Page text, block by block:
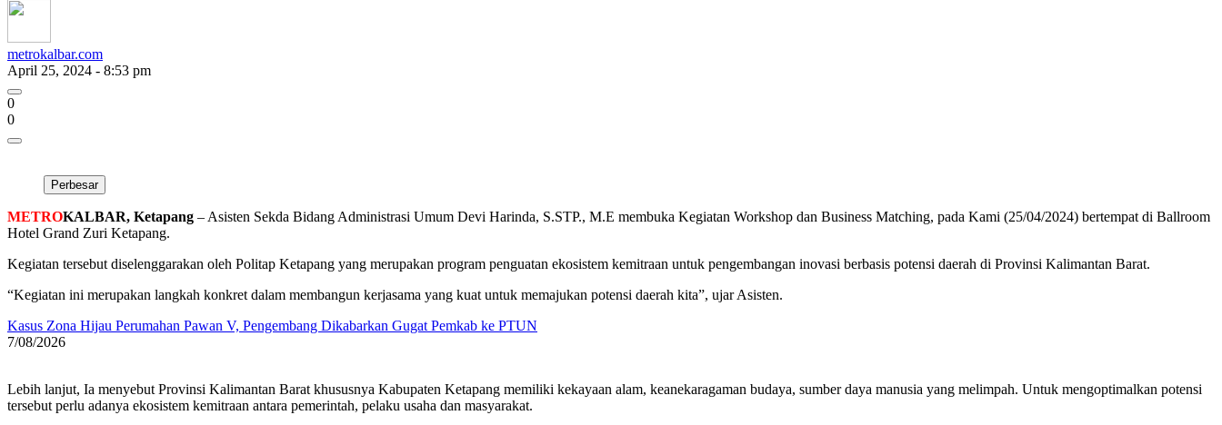
metrokalbar.com
April 25, 2024 - 8:53 pm
0
0
Perbesar
METROKALBAR, Ketapang – Asisten Sekda Bidang Administrasi Umum Devi Harinda, S.STP., M.E membuka Kegiatan Workshop dan Business Matching, pada Kami (25/04/2024) bertempat di Ballroom
Hotel Grand Zuri Ketapang.
Kegiatan tersebut diselenggarakan oleh Politap Ketapang yang merupakan program penguatan ekosistem kemitraan untuk pengembangan inovasi berbasis potensi daerah di Provinsi Kalimantan Barat.
“Kegiatan ini merupakan langkah konkret dalam membangun kerjasama yang kuat untuk memajukan potensi daerah kita”, ujar Asisten.
Kasus Zona Hijau Perumahan Pawan V, Pengembang Dikabarkan Gugat Pemkab ke PTUN
7/08/2026
Lebih lanjut, Ia menyebut Provinsi Kalimantan Barat khususnya Kabupaten Ketapang memiliki kekayaan alam, keanekaragaman budaya, sumber daya manusia yang melimpah. Untuk mengoptimalkan potensi
tersebut perlu adanya ekosistem kemitraan antara pemerintah, pelaku usaha dan masyarakat.